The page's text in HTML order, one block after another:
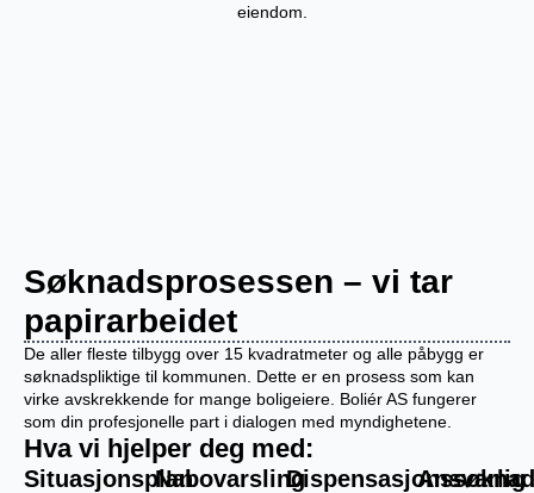
eiendom.
Søknadsprosessen – vi tar
papirarbeidet
De aller fleste tilbygg over 15 kvadratmeter og alle påbygg er
søknadspliktige til kommunen. Dette er en prosess som kan
virke avskrekkende for mange boligeiere. Boliér AS fungerer
som din profesjonelle part i dialogen med myndighetene.
Hva vi hjelper deg med:
SituasjonsplanNabovarsling
Ansvarlig